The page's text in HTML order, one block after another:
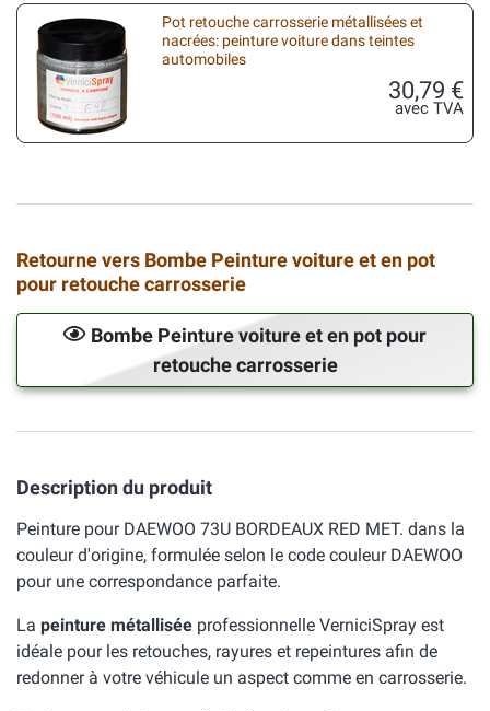
Pot retouche carrosserie métallisées et
nacrées: peinture voiture dans teintes
automobiles
30,79 €
avec TVA
Retourne vers Bombe Peinture voiture et en pot
pour retouche carrosserie
Bombe Peinture voiture et en pot pour
retouche carrosserie
Description du produit
Peinture pour DAEWOO 73U BORDEAUX RED MET. dans la
couleur d'origine, formulée selon le code couleur DAEWOO
pour une correspondance parfaite.
La peinture métallisée professionnelle VerniciSpray est
idéale pour les retouches, rayures et repeintures afin de
redonner à votre véhicule un aspect comme en carrosserie.